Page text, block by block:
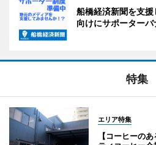
船橋経済新聞を支
向けにサポーターバ
特集
エリア特集
【コーヒーの